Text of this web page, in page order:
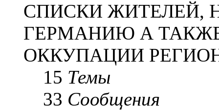
СПИСКИ ЖИТЕЛЕЙ,
ГЕРМАНИЮ А
ОККУПАЦИИ
15 Темы
33 Сообщения